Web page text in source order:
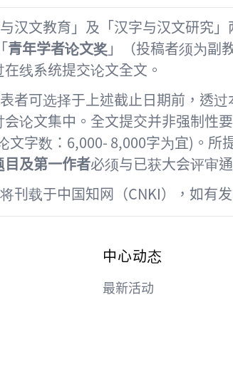
汉文教育」及「汉字与汉文研究
青年学者论文奖」（投稿者须为副
线系统提交论文全文 。
者可选择于上述截止日期前，透
论文集中。全文提交并非强制性
文字数： 6,000- 8,000字为宜) 。所
目及第一作者必须与已获大会评审
刊载于中国知网（CNKI），如有
中心动态
最新活动